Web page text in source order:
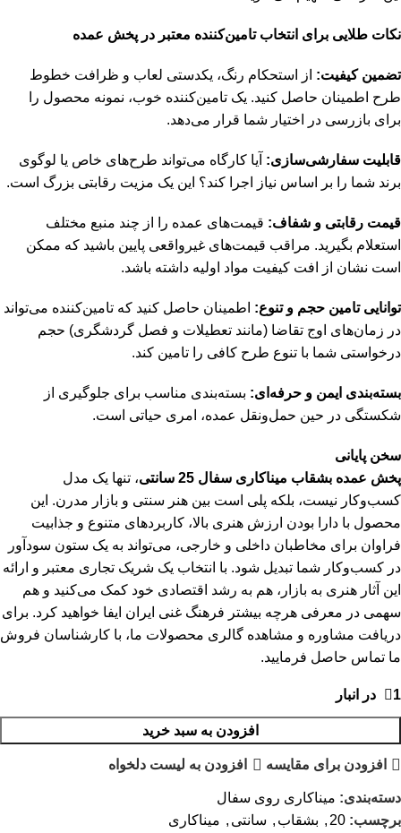
نکات طلایی برای انتخاب تامین‌کننده معتبر در پخش عمده
تضمین کیفیت: از استحکام رنگ، یکدستی لعاب و ظرافت خطوط
طرح اطمینان حاصل کنید. یک تامین‌کننده خوب، نمونه محصول را
برای بازرسی در اختیار شما قرار می‌دهد.
قابلیت سفارشی‌سازی: آیا کارگاه می‌تواند طرح‌های خاص یا لوگوی
برند شما را بر اساس نیاز اجرا کند؟ این یک مزیت رقابتی بزرگ است.
قیمت رقابتی و شفاف: قیمت‌های عمده را از چند منبع مختلف
استعلام بگیرید. مراقب قیمت‌های غیرواقعی پایین باشید که ممکن
است نشان از افت کیفیت مواد اولیه داشته باشد.
توانایی تامین حجم و تنوع: اطمینان حاصل کنید که تامین‌کننده می‌تواند
در زمان‌های اوج تقاضا (مانند تعطیلات و فصل گردشگری) حجم
درخواستی شما با تنوع طرح کافی را تامین کند.
بسته‌بندی ایمن و حرفه‌ای: بسته‌بندی مناسب برای جلوگیری از
شکستگی در حین حمل‌ونقل عمده، امری حیاتی است.
سخن پایانی
پخش عمده بشقاب میناکاری سفال 25 سانتی
، تنها یک مدل
کسب‌وکار نیست، بلکه پلی است بین هنر سنتی و بازار مدرن. این
محصول با دارا بودن ارزش هنری بالا، کاربردهای متنوع و جذابیت
فراوان برای مخاطبان داخلی و خارجی، می‌تواند به یک ستون سودآور
در کسب‌وکار شما تبدیل شود. با انتخاب یک شریک تجاری معتبر و ارائه
این آثار هنری به بازار، هم به رشد اقتصادی خود کمک می‌کنید و هم
سهمی در معرفی هرچه بیشتر فرهنگ غنی ایران ایفا خواهید کرد. برای
دریافت مشاوره و مشاهده گالری محصولات ما، با کارشناسان فروش
ما تماس حاصل فرمایید.
1 در انبار
افزودن به سبد خرید
افزودن برای مقایسه افزودن به لیست دلخواه
دسته‌بندی: میناکاری روی سفال
برچسب: 20
, بشقاب , سانتی , میناکاری